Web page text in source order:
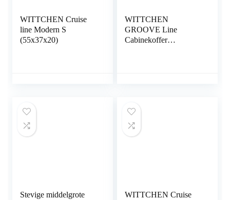
WITTCHEN Cruise
line Modern S
(55x37x20)
WITTCHEN
GROOVE Line
Cabinekoffer
Stevige middelgrote
WITTCHEN Cruise